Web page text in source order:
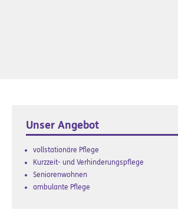
Unser Angebot
vollstationäre Pflege
Kurzzeit- und Verhinderungspflege
Seniorenwohnen
ambulante Pflege